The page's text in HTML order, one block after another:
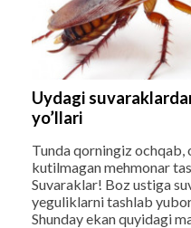
Uydagi
yo’llari
Tunda qorningiz ochqab,
kutilmagan mehmonar
Suvaraklar! Boz ustiga
yeguliklarni tashlab
Shunday ekan quyidagi